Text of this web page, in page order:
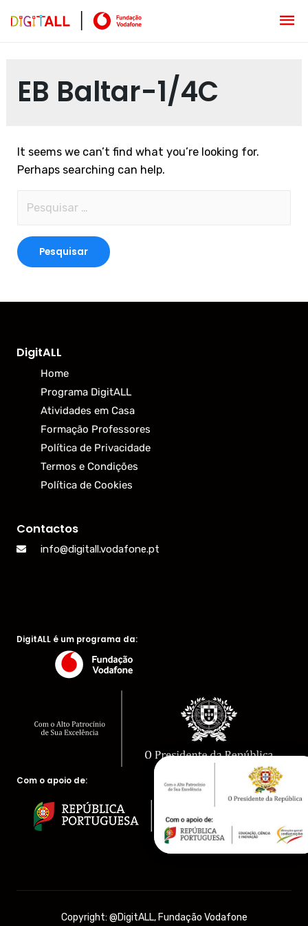
EB Baltar-1/4C
It seems we can’t find what you’re looking for.
Perhaps searching can help.
DigitALL
Home
Programa DigitALL
Atividades em Casa
Formação Professores
Política de Privacidade
Termos e Condições
Política de Cookies
Contactos
info@digitall.vodafone.pt
DigitALL é um programa da:
Com o apoio de:
Copyright: @DigitALL, Fundação Vodafone